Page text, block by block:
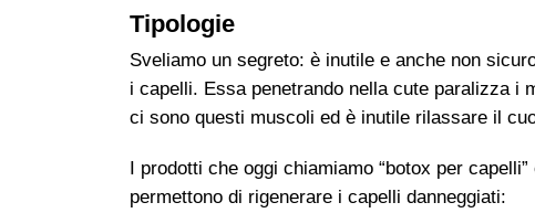
Tipologie
Sveliamo un segreto: è inutile e anche non
i capelli. Essa penetrando nella cute paralizza i
ci sono questi muscoli ed è inutile rilassare il
I prodotti che oggi chiamiamo “botox per
permettono di rigenerare i capelli danneggiati: